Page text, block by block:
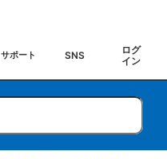
サポート SNS
ログ
イン